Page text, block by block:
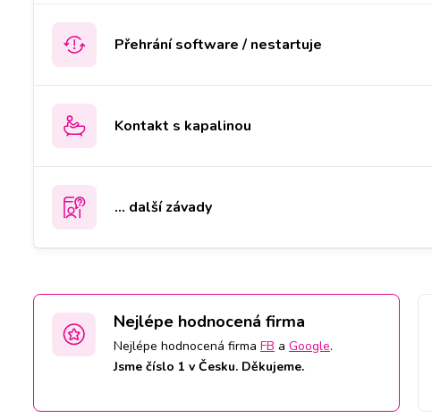
Přehrání software / nestartuje
Kontakt s kapalinou
... další závady
Nejlépe hodnocená firma
Nejlépe hodnocená firma FB a Google.
Jsme číslo 1 v Česku. Děkujeme.